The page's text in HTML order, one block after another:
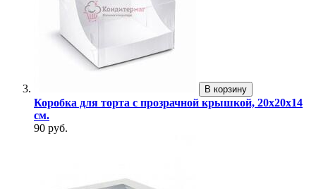
В корзину
Коробка для торта с прозрачной крышкой, 20х20х14
см.
90 руб.